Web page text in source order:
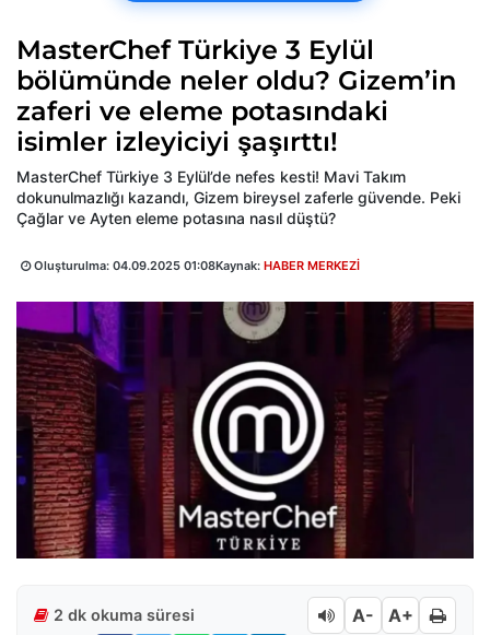
MasterChef Türkiye 3 Eylül
bölümünde neler oldu? Gizem’in
zaferi ve eleme potasındaki
isimler izleyiciyi şaşırttı!
MasterChef Türkiye 3 Eylül’de nefes kesti! Mavi Takım
dokunulmazlığı kazandı, Gizem bireysel zaferle güvende. Peki
Çağlar ve Ayten eleme potasına nasıl düştü?
Oluşturulma: 04.09.2025 01:08Kaynak: HABER MERKEZİ
2 dk okuma süresi A- A+